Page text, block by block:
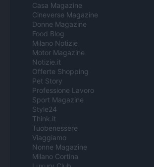
Casa Magazine
Cineverse Magazine
Donne Magazine
Food Blog
Milano Notizie
Motor Magazine
Notizie.it
Offerte Shopping
Pet Story
Professione Lavoro
Sport Magazine
Style24
Think.it
Tuobenessere
Viaggiamo
Nonne Magazine
Milano Cortina